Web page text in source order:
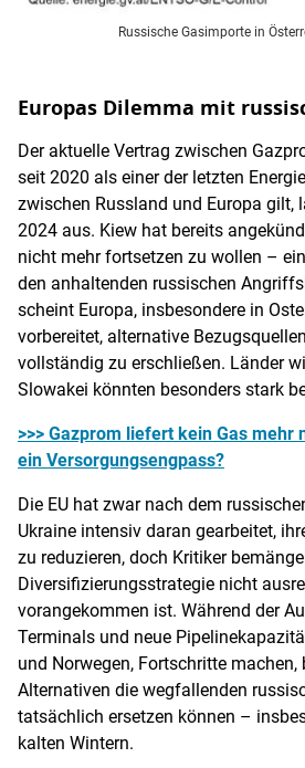
Russische Gasimporte in
Europas Dilemma mit
Der aktuelle Vertrag zwischen
seit 2020 als einer der letzten
zwischen Russland und Europa gilt,
2024 aus. Kiew hat bereits
nicht mehr fortsetzen zu wollen –
den anhaltenden russischen
scheint Europa, insbesondere in
vorbereitet, alternative
vollständig zu erschließen. Länder
Slowakei könnten besonders stark
>>> Gazprom liefert kein Gas mehr
ein Versorgungsengpass?
Die EU hat zwar nach dem
Ukraine intensiv daran gearbeitet,
zu reduzieren, doch Kritiker
Diversifizierungsstrategie nicht
vorangekommen ist. Während der
Terminals und neue
und Norwegen, Fortschritte machen,
Alternativen die wegfallenden
tatsächlich ersetzen können –
kalten Wintern.